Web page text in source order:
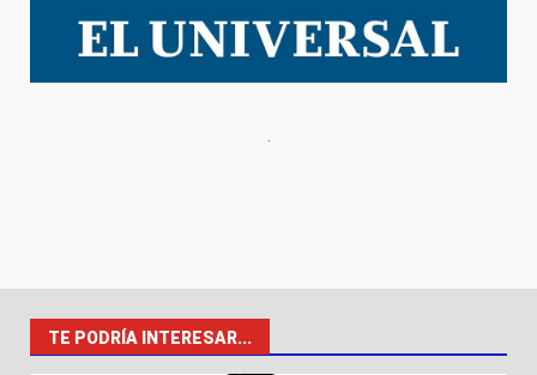
TE PODRÍA INTERESAR...